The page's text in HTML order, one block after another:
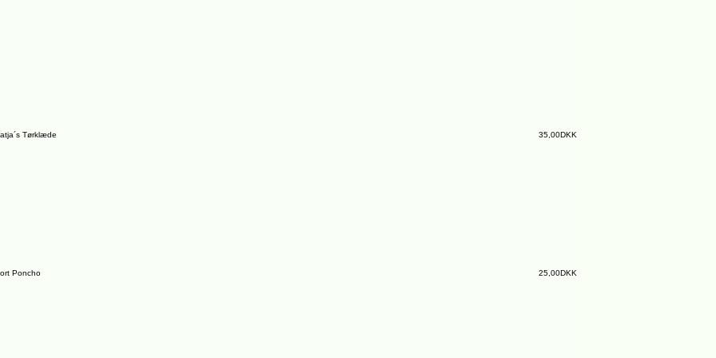
Tørklæde 35,00DKK
Poncho 25,00DKK